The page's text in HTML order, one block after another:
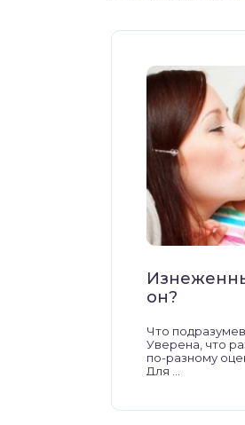
он?
Что
Уверена, что
по-разному
Для ...